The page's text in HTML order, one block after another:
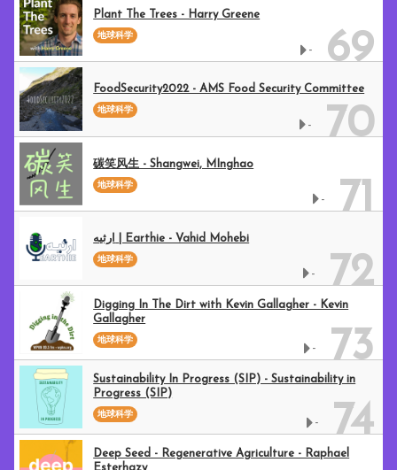
- 69
Plant The Trees - Harry Greene
地球科学
- 70
FoodSecurity2022 - AMS Food Security Committee
地球科学
- 71
碳笑风生 - Shangwei, MInghao
地球科学
- 72
ارثیه | Earthie - Vahid Mohebi
地球科学
- 73
Digging In The Dirt with Kevin Gallagher - Kevin
Gallagher
地球科学
- 74
Sustainability In Progress (SIP) - Sustainability in
Progress (SIP)
地球科学
Deep Seed - Regenerative Agriculture - Raphael
Esterhazy